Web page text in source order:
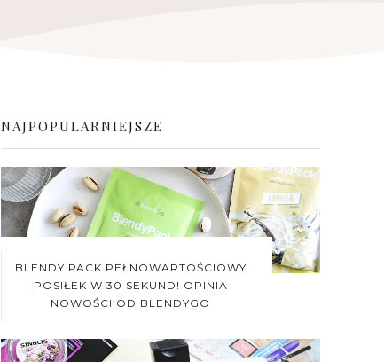
NAJPOPULARNIEJSZE
BLENDY PACK PEŁNOWARTOŚCIOWY
POSIŁEK W 30 SEKUND! OPINIA
NOWOŚCI OD BLENDYGO